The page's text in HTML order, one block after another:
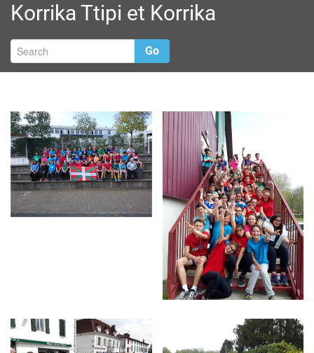
Korrika Ttipi et Korrika
Go